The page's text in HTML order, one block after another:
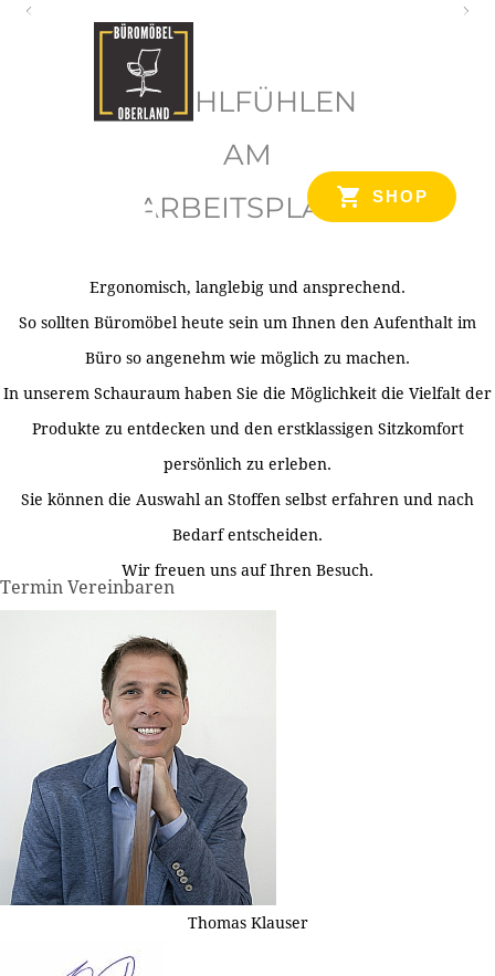
SHOP
WOHLFÜHLEN
AM
ARBEITSPLATZ
Ergonomisch, langlebig und ansprechend.
So sollten Büromöbel heute sein um Ihnen den Aufenthalt im
Büro so angenehm wie möglich zu machen.
In unserem Schauraum haben Sie die Möglichkeit die Vielfalt der
Produkte zu entdecken und den erstklassigen Sitzkomfort
persönlich zu erleben.
Sie können die Auswahl an Stoffen selbst erfahren und nach
Bedarf entscheiden.
Wir freuen uns auf Ihren Besuch.
Termin Vereinbaren
Thomas Klauser